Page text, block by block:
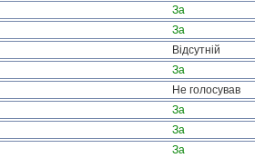
За
За
Відсутній
За
Не голосував
За
За
За